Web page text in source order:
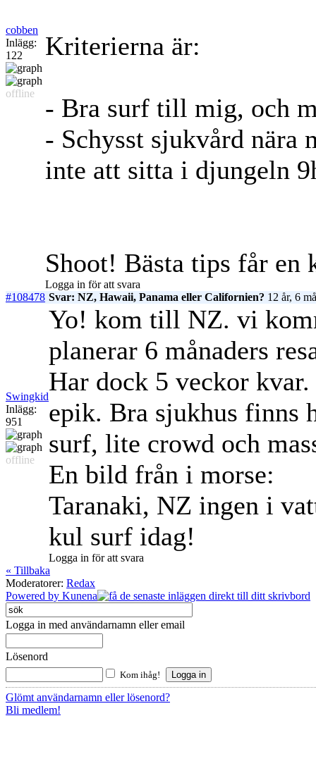
cobben
Inlägg:
122
offline
Kriterierna är:
- Bra surf till mig, och
- Schysst sjukvård nära
inte att sitta i djungeln
Shoot! Bästa tips får en
Logga in för att svara
#108478 Svar: NZ, Hawaii, Panama eller Californien? 12 år, 6
Swingkid
Inlägg:
951
offline
Yo! kom till NZ. vi
planerar 6 månaders
Har dock 5 veckor
epik. Bra sjukhus finns
surf, lite crowd och
En bild från i morse:
Taranaki, NZ ingen i
kul surf idag!
Logga in för att svara
« Tillbaka
Moderatorer: Redax
Powered by Kunena
Logga in med användarnamn eller email
Lösenord
Kom ihåg!
Glömt användarnamn eller lösenord?
Bli medlem!